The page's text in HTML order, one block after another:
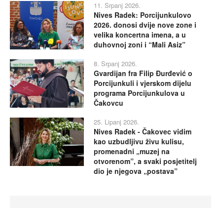
11. Srpanj 2026.
Nives Radek: Porcijunkulovo
2026. donosi dvije nove zone i
velika koncertna imena, a u
duhovnoj zoni i “Mali Asiz”
8. Srpanj 2026.
Gvardijan fra Filip Đurđević o
Porcijunkuli i vjerskom dijelu
programa Porcijunkulova u
Čakovcu
25. Lipanj 2026.
Nives Radek - Čakovec vidim
kao uzbudljivu živu kulisu,
promenadni „muzej na
otvorenom”, a svaki posjetitelj
dio je njegova „postava”